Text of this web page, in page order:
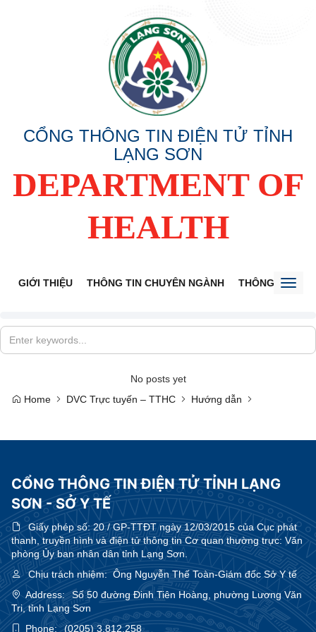
CỔNG THÔNG TIN ĐIỆN TỬ TỈNH
LẠNG SƠN
DEPARTMENT OF
HEALTH
GIỚI THIỆU THÔNG TIN CHUYÊN NGÀNH THÔNG BÁO
No posts yet
Home
DVC Trực tuyến – TTHC Hướng dẫn
CỔNG THÔNG TIN ĐIỆN TỬ TỈNH LẠNG
SƠN - SỞ Y TẾ
Giấy phép số:20 / GP-TTĐT ngày 12/03/2015 của Cục phát
thanh, truyền hình và điện tử thông tin Cơ quan thường trực: Văn
phòng Ủy ban nhân dân tỉnh Lạng Sơn.
Chịu trách nhiệm:Ông Nguyễn Thế Toàn-Giám đốc Sở Y tế
Address:
Số 50 đường Đinh Tiên Hoàng, phường Lương Văn
Tri, tỉnh Lạng Sơn
Phone:
(0205) 3.812.258